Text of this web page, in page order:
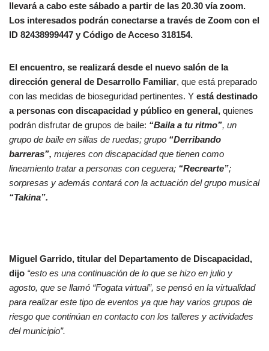
llevará a cabo este sábado a partir de las 20.30 vía zoom.
Los interesados podrán conectarse a través de Zoom con el
ID 82438999447 y Código de Acceso 318154.
El encuentro, se realizará desde el nuevo salón de la
dirección general de Desarrollo Familiar, que está preparado
con las medidas de bioseguridad pertinentes. Y está destinado
a personas con discapacidad y público en general, quienes
podrán disfrutar de grupos de baile: “Baila a tu ritmo”, un
grupo de baile en sillas de ruedas; grupo “Derribando
barreras”, mujeres con discapacidad que tienen como
lineamiento tratar a personas con ceguera; “Recrearte”;
sorpresas y además contará con la actuación del grupo musical
“Takina”.
Miguel Garrido, titular del Departamento de Discapacidad,
dijo “esto es una continuación de lo que se hizo en julio y
agosto, que se llamó “Fogata virtual”, se pensó en la virtualidad
para realizar este tipo de eventos ya que hay varios grupos de
riesgo que continúan en contacto con los talleres y actividades
del municipio”.